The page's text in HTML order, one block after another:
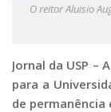
O reitor Aluisio
Jornal da USP
para a
de